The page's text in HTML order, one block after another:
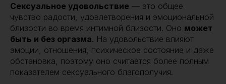
Сексуальное удовольствие — это общее
чувство радости, удовлетворения и эмоциональной
близости во время интимной близости. Оно может
быть и без оргазма. На удовольствие влияют
эмоции, отношения, психическое состояние и даже
обстановка, поэтому оно считается более полным
показателем сексуального благополучия.